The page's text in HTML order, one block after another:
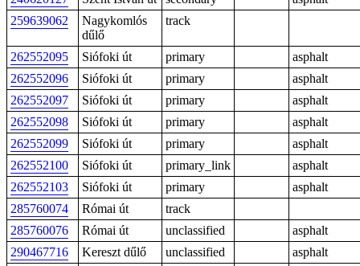
259639062
Nagykomlós
dűlő
track
262552095 Siófoki út primary
asphalt
262552096
Siófoki út primary
asphalt
262552097
Siófoki út primary
asphalt
262552098
Siófoki út primary
asphalt
262552099
Siófoki út primary
asphalt
262552100
Siófoki út primary_link
asphalt
262552103
Siófoki út primary
asphalt
285760074
Római út
track
285760076
Római út unclassified
asphalt
290467716
Kereszt dűlő unclassified
asphalt